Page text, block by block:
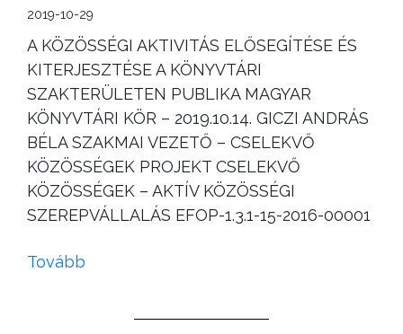
2019-10-29
A KÖZÖSSÉGI AKTIVITÁS ELŐSEGÍTÉSE ÉS
KITERJESZTÉSE A KÖNYVTÁRI
SZAKTERÜLETEN PUBLIKA MAGYAR
KÖNYVTÁRI KÖR – 2019.10.14. GICZI ANDRÁS
BÉLA SZAKMAI VEZETŐ – CSELEKVŐ
KÖZÖSSÉGEK PROJEKT CSELEKVŐ
KÖZÖSSÉGEK – AKTÍV KÖZÖSSÉGI
SZEREPVÁLLALÁS EFOP-1.3.1-15-2016-00001
Tovább